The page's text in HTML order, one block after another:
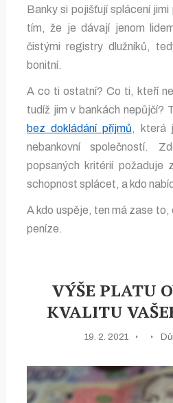
Banky si pojišťují splácení
tím, že je dávají jenom
čistými registry dlužníků,
bonitní.
A co ti ostatní? Co ti, kteří
tudíž jim v bankách nepůjčí?
bez dokládání příjmů, která
nebankovní společností.
popsaných kritérií požaduje
schopnost splácet, a kdo
A kdo uspěje, ten má zase
peníze.
VÝŠE PLATU
KVALITU
19. 2. 2021